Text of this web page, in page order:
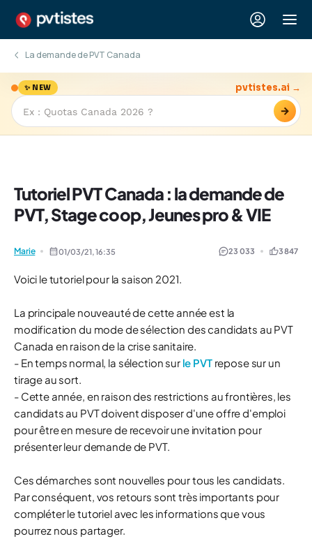
La demande de PVT Canada
✨ NEW
→
pvtistes.ai →
Tutoriel PVT Canada : la demande de
PVT, Stage coop, Jeunes pro & VIE
Marie 01/03/21,16:35 23 033 3 847
Voici le tutoriel pour la saison 2021.
La principale nouveauté de cette année est la
modification du mode de sélection des candidats au PVT
Canada en raison de la crise sanitaire.
- En temps normal, la sélection sur le PVTrepose sur un
tirage au sort.
- Cette année, en raison des restrictions au frontières, les
candidats au PVT doivent disposer d'une offre d'emploi
pour être en mesure de recevoir une invitation pour
présenter leur demande de PVT.
Ces démarches sont nouvelles pour tous les candidats.
Par conséquent, vos retours sont très importants pour
compléter le tutoriel avec les informations que vous
pourrez nous partager.